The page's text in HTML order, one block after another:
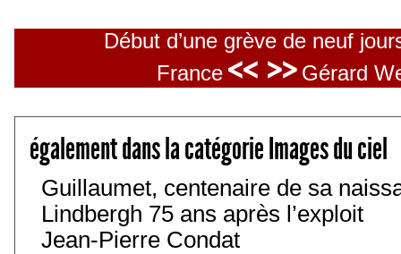
Début d’une grève de neuf
France<< >> Gérard
également dans la catégorie Images du ciel
Guillaumet, centenaire de sa
Lindbergh 75 ans après l’exploit
Jean-Pierre Condat